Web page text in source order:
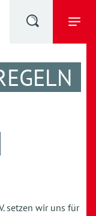
setzen wir uns für